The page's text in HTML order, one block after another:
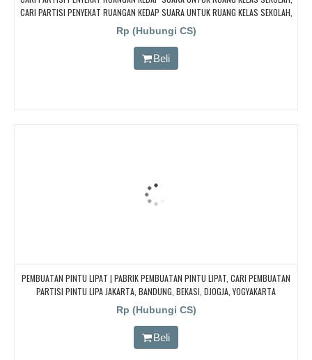
CARI PARTISI PENYEKAT RUANGAN KEDAP SUARA UNTUK RUANG KELAS SEKOLAH,
CARI PARTISI PENYEKAT RUANGAN KEDAP SUARA UNTUK RUANG KELAS SEKOLAH,
CARI PARTISI PENYEKAT RUANGAN KEDAP SUARA UNTUK RUANG KELAS SEKOLAH
Rp (Hubungi CS)
Beli
PEMBUATAN PINTU LIPAT | PABRIK PEMBUATAN PINTU LIPAT, CARI PEMBUATAN
PARTISI PINTU LIPA JAKARTA, BANDUNG, BEKASI, DJOGJA, YOGYAKARTA
TANGERANG, BOGOR, Redam/kedap Suara
Rp (Hubungi CS)
Beli